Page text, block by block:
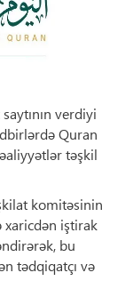
verdiyi
Quran
təşkil
komitəsinin
iştirak
bu
tədqiqatçı və